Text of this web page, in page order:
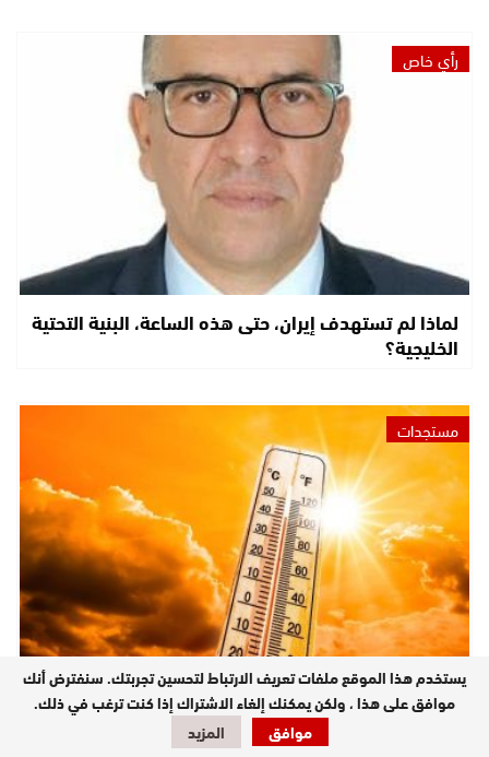
رأي خاص
لماذا لم تستهدف إيران، حتى هذه الساعة، البنية التحتية
الخليجية؟
مستجدات
موجة حر من السبت إلى الاثنين بعدد من مناطق المملكة
(نشرة إنذارية)
يستخدم هذا الموقع ملفات تعريف الارتباط لتحسين تجربتك. سنفترض أنك
موافق على هذا ، ولكن يمكنك إلغاء الاشتراك إذا كنت ترغب في ذلك.
موافق
المزيد